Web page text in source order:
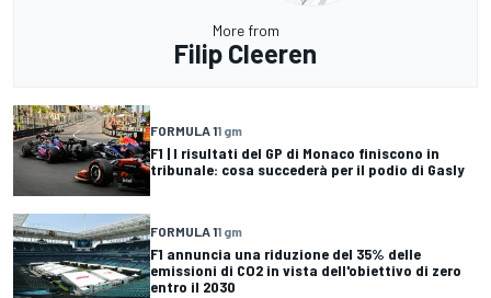
More from
Filip Cleeren
FORMULA 11 gm
F1 | I risultati del GP di Monaco finiscono in
tribunale: cosa succederà per il podio di Gasly
FORMULA 11 gm
F1 annuncia una riduzione del 35% delle
emissioni di CO2 in vista dell'obiettivo di zero
entro il 2030